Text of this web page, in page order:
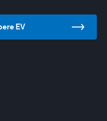
EV